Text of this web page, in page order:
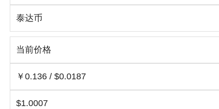
泰达币
当前价格
￥0.136 / $0.0187
$1.0007